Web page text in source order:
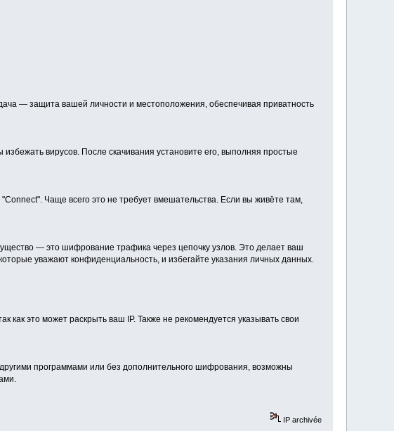
— защита вашей личности и местоположения, обеспечивая приватность
вирусов. После скачивания установите его, выполняя простые
Чаще всего это не требует вмешательства. Если вы живёте там,
— это шифрование трафика через цепочку узлов. Это делает ваш
уважают конфиденциальность, и избегайте указания личных данных.
как это может раскрыть ваш IP. Также не рекомендуется указывать свои
программами или без дополнительного шифрования, возможны
IP archivée